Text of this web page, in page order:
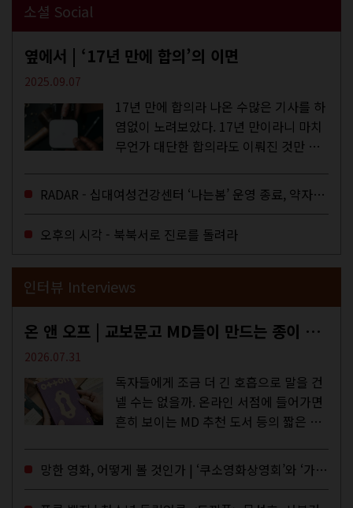
소셜 Social
옆에서 | ‘17년 만에 합의’의 이면
2025.09.07
17년 만에 합의라 나온 수많은 기사를 하
염없이 노려보았다. 17년 만이라니 마치
무언가 대단한 합의라도 이뤄진 것만 같
을 결정하는 심의기구인 최저임금위원회
에 대한 소식을 전하는 기사였는데,...
RADAR - 십대여성건강센터 ‘나는봄’ 운영 종료, 약자로부터 멀어지는 도시
오후의 시각 - 북북서로 진로를 돌려라
인터뷰 Interviews
온 앤 오프 | 교보문고 MD들이 만드는 종이 잡지 <어떤>
2026.07.31
독자들에게 조금 더 긴 호흡으로 말을 건
넬 수는 없을까. 온라인 서점에 들어가면
흔히 보이는 MD 추천 도서 등의 짧은 문
MD들의 고민 끝에 세상 밖으로 나온 종
이 잡지 어떤(otton). 지난해 12월...
망한 영화, 어떻게 볼 것인가 | ‘쿠소영화상영회’와 ‘가자미’의 이야기